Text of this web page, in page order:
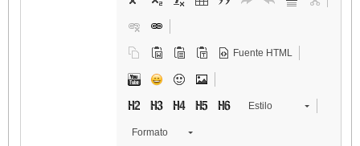
Fuente HTML
Estilo
Formato